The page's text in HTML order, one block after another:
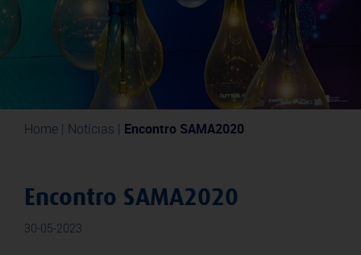
Home | Notícias | Encontro SAMA2020
Encontro SAMA2020
30-05-2023